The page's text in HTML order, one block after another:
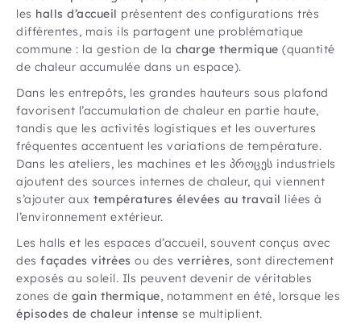
les halls d’accueil présentent des configurations très
différentes, mais ils partagent une problématique
commune : la gestion de la charge thermique (quantité
de chaleur accumulée dans un espace).
Dans les entrepôts, les grandes hauteurs sous plafond
favorisent l’accumulation de chaleur en partie haute,
tandis que les activités logistiques et les ouvertures
fréquentes accentuent les variations de température.
Dans les ateliers, les machines et les პროცეს industriels
ajoutent des sources internes de chaleur, qui viennent
s’ajouter aux températures élevées au travail liées à
l’environnement extérieur.
Les halls et les espaces d’accueil, souvent conçus avec
des façades vitrées ou des verrières, sont directement
exposés au soleil. Ils peuvent devenir de véritables
zones de gain thermique, notamment en été, lorsque les
épisodes de chaleur intense se multiplient.